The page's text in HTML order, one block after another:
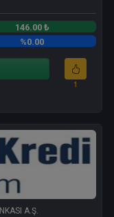
146.00 ₺
%0.00
1
A.Ş.